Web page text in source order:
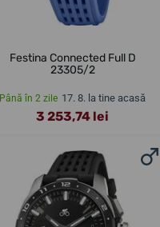
Festina Connected Full D
23305/2
Până în 2 zile 17. 8. la tine acasă
3 253,74 lei